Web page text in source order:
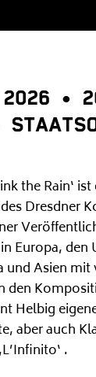
2026 •
the Rain‘
Dresdner
Europa, den
und Asien mit
den
Helbig
aber auch
.